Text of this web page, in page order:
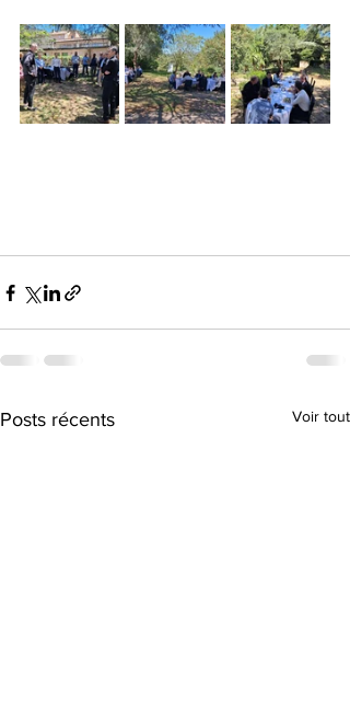
Posts récents Voir tout